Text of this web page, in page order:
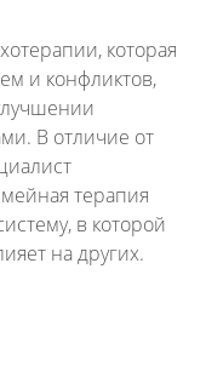
которая
и конфликтов,
В отличие от
терапия
в которой
на других.